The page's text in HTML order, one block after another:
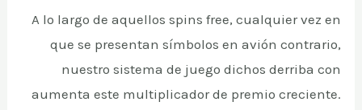
A lo largo de aquellos spins free, cualquier vez en
que se presentan símbolos en avión contrario,
nuestro sistema de juego dichos derriba con
aumenta este multiplicador de premio creciente.